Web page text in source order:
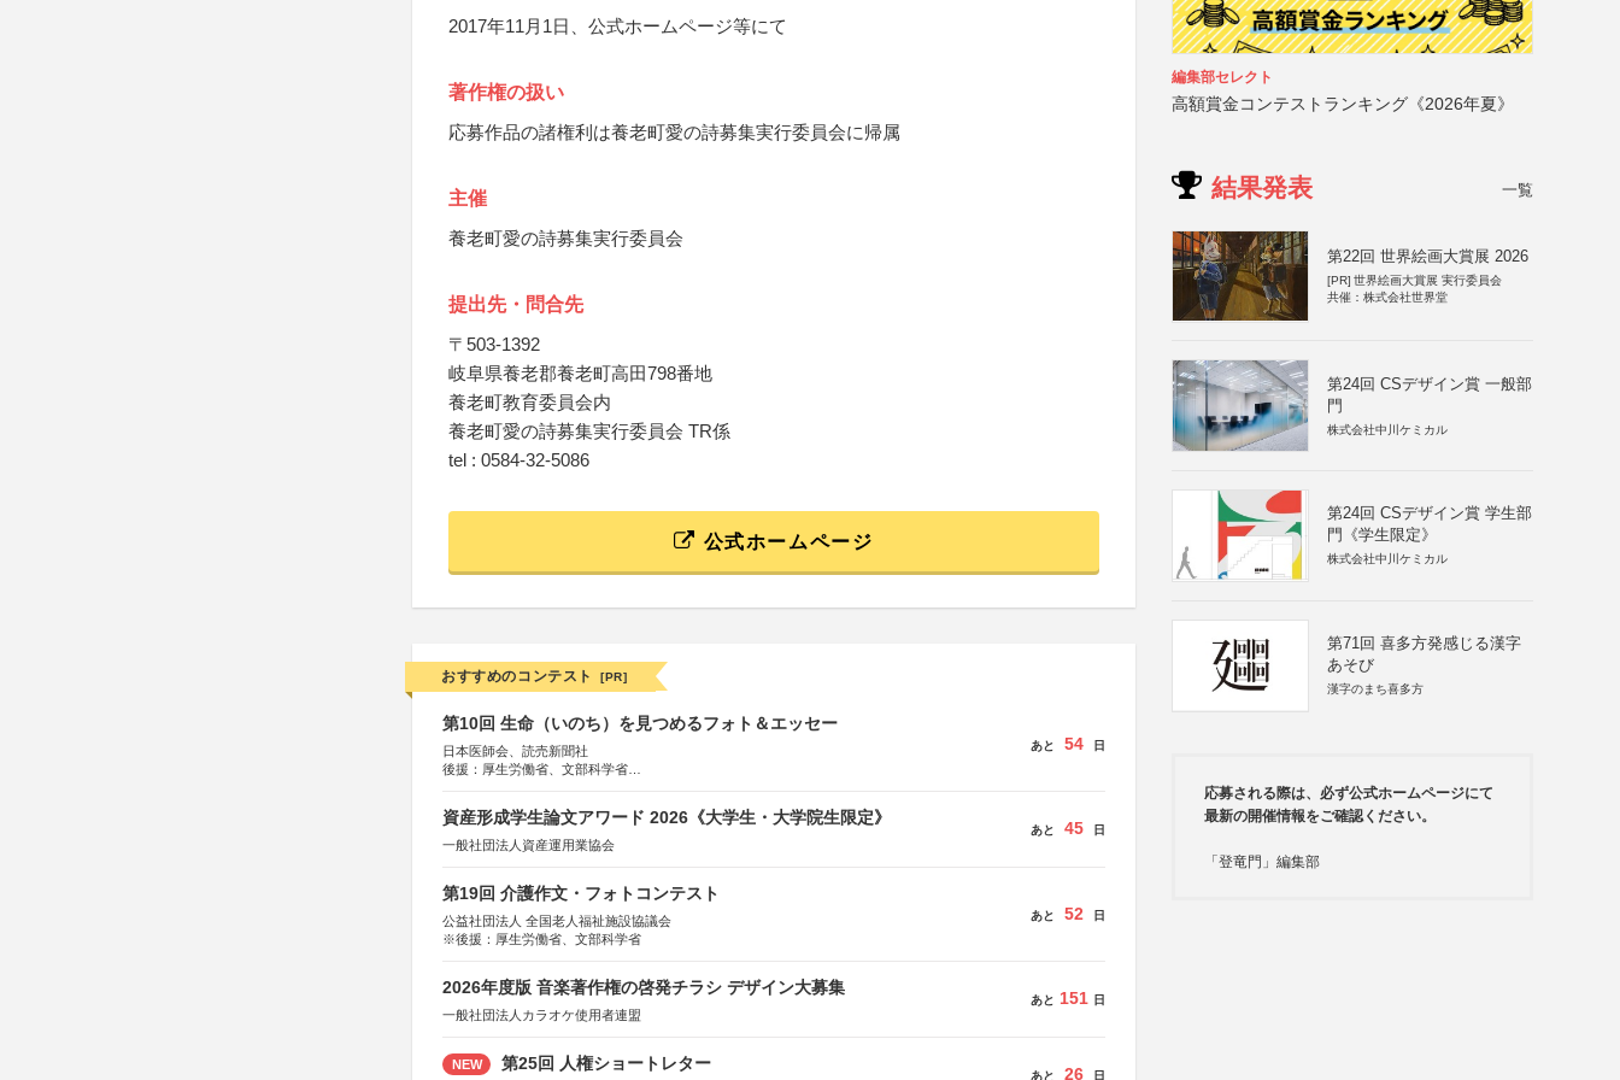
2017年11月1日、公式ホームページ等にて
著作権の扱い
応募作品の諸権利は養老町愛の詩募集実行委員会に帰属
主催
養老町愛の詩募集実行委員会
提出先・問合先
〒503-1392
岐阜県養老郡養老町高田798番地
養老町教育委員会内
養老町愛の詩募集実行委員会 TR係
tel : 0584-32-5086
公式ホームページ
おすすめのコンテスト [PR]
第10回 生命（いのち）を見つめるフォト＆エッセー
日本医師会、読売新聞社
後援：厚生労働省、文部科学省
あと 54 日
資産形成学生論文アワード 2026《大学生・大学院生限定》
一般社団法人資産運用業協会
あと 45 日
第19回 介護作文・フォトコンテスト
公益社団法人 全国老人福祉施設協議会
※後援：厚生労働省、文部科学省
あと 52 日
2026年度版 音楽著作権の啓発チラシ デザイン大募集
一般社団法人カラオケ使用者連盟
あと 151 日
NEW 第25回 人権ショートレター
あと 26 日
編集部セレクト
高額賞金コンテストランキング《2026年夏》
結果発表 一覧
第22回 世界絵画大賞展 2026
[PR] 世界絵画大賞展 実行委員会
共催：株式会社世界堂
第24回 CSデザイン賞 一般部
門
株式会社中川ケミカル
第24回 CSデザイン賞 学生部
門《学生限定》
株式会社中川ケミカル
第71回 喜多方発感じる漢字
あそび
漢字のまち喜多方
応募される際は、必ず公式ホームページにて
最新の開催情報をご確認ください。
「登竜門」編集部